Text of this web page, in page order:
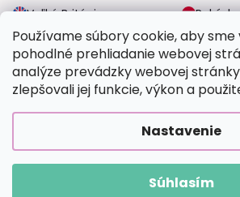
Používame súbory cookie, aby sme
pohodlné prehliadanie webovej
analýze prevádzky webovej
zlepšovali jej funkcie, výkon a
Nastavenie
Súhlasím
Veľká Británia
Rakúsko
SPOĽAHLIVÉ MOŽNOSTI DOPRAVY
BEZPEČNÉ MOŽNOSTI PLATBY
Vymalujsisam.sk. Všetky